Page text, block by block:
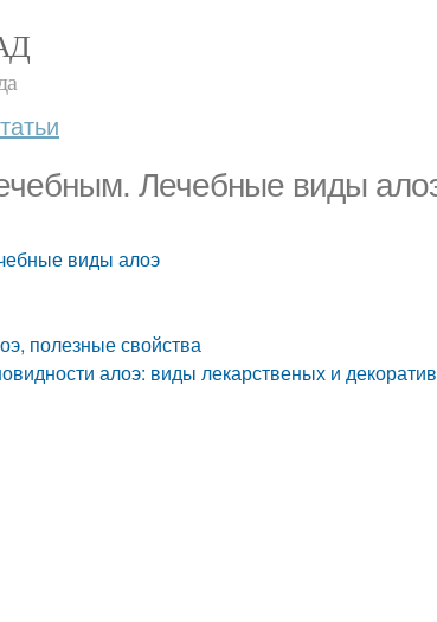
Лечебные виды
виды алоэ
полезные свойства
алоэ: виды лекарственых и